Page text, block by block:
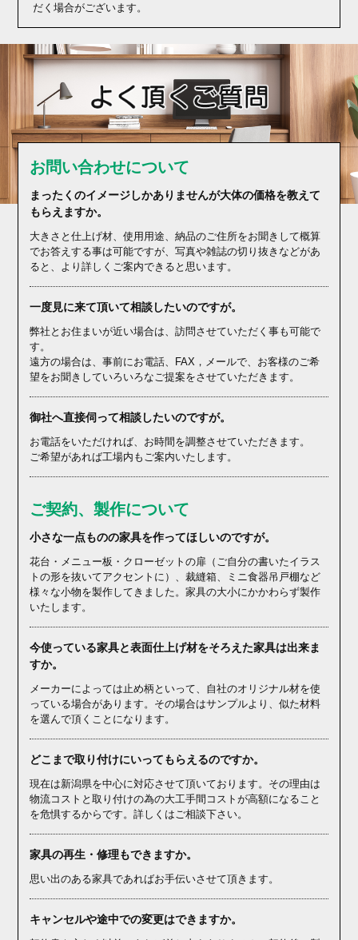
だく場合がございます。
お問い合わせについて
まったくのイメージしかありませんが大体の価格を教えて
もらえますか。
大きさと仕上げ材、使用用途、納品のご住所をお聞きして概算
でお答えする事は可能ですが、写真や雑誌の切り抜きなどがあ
ると、より詳しくご案内できると思います。
一度見に来て頂いて相談したいのですが。
弊社とお住まいが近い場合は、訪問させていただく事も可能で
す。
遠方の場合は、事前にお電話、FAX，メールで、お客様のご希
望をお聞きしていろいろなご提案をさせていただきます。
御社へ直接伺って相談したいのですが。
お電話をいただければ、お時間を調整させていただきます。
ご希望があれば工場内もご案内いたします。
ご契約、製作について
小さな一点ものの家具を作ってほしいのですが。
花台・メニュー板・クローゼットの扉（ご自分の書いたイラス
トの形を抜いてアクセントに）、裁縫箱、ミニ食器吊戸棚など
様々な小物を製作してきました。家具の大小にかかわらず製作
いたします。
今使っている家具と表面仕上げ材をそろえた家具は出来ま
すか。
メーカーによっては止め柄といって、自社のオリジナル材を使
っている場合があります。その場合はサンプルより、似た材料
を選んで頂くことになります。
どこまで取り付けにいってもらえるのですか。
現在は新潟県を中心に対応させて頂いております。その理由は
物流コストと取り付けの為の大工手間コストが高額になること
を危惧するからです。詳しくはご相談下さい。
家具の再生・修理もできますか。
思い出のある家具であればお手伝いさせて頂きます。
キャンセルや途中での変更はできますか。